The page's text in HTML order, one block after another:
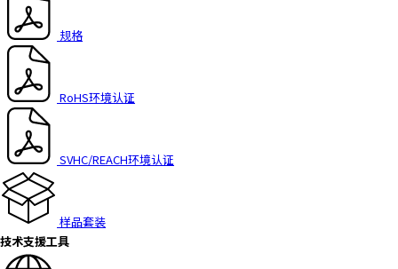
规格
RoHS环境认证
SVHC/REACH环境认证
样品套装
技术支援工具